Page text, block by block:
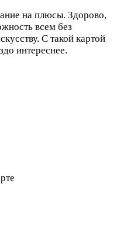
на плюсы. Здорово,
всем без
С такой картой
интереснее.